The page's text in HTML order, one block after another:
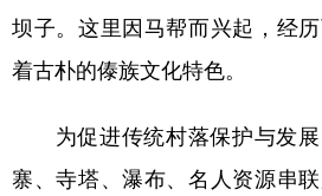
坝子。这里因马帮而兴起，经
着古朴的傣族文化特色。
为促进传统村落保护与发展
寨、寺塔、瀑布、名人资源串